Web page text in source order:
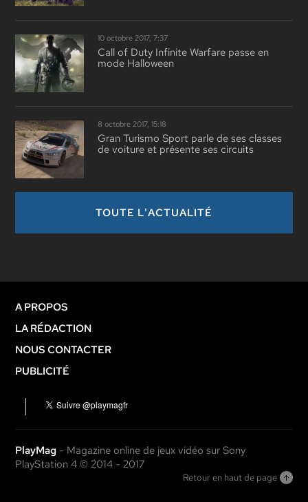
10 octobre 2017, 7:37
Call of Duty Infinite Warfare passe en
mode Halloween
8 octobre 2017, 15:18
Gran Turismo Sport parle de ses classes
de voiture et présente ses circuits
TOUTE L'ACTUALITÉ
A PROPOS
LA RÉDACTION
NOUS CONTACTER
PUBLICITÉ
PlayMag - Magazine online de jeux vidéo sur Sony
PlayStation 4 © 2014 - 2017
Retour en haut de page